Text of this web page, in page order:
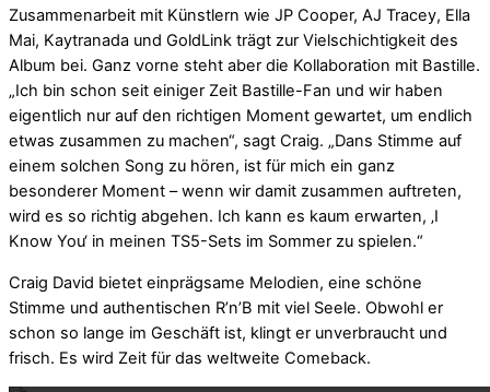
Zusammenarbeit mit Künstlern wie JP Cooper, AJ Tracey, Ella
Mai, Kaytranada und GoldLink trägt zur Vielschichtigkeit des
Album bei. Ganz vorne steht aber die Kollaboration mit Bastille.
„Ich bin schon seit einiger Zeit Bastille-Fan und wir haben
eigentlich nur auf den richtigen Moment gewartet, um endlich
etwas zusammen zu machen“, sagt Craig. „Dans Stimme auf
einem solchen Song zu hören, ist für mich ein ganz
besonderer Moment – wenn wir damit zusammen auftreten,
wird es so richtig abgehen. Ich kann es kaum erwarten, ‚I
Know You‘ in meinen TS5-Sets im Sommer zu spielen.“
Craig David bietet einprägsame Melodien, eine schöne
Stimme und authentischen R’n’B mit viel Seele. Obwohl er
schon so lange im Geschäft ist, klingt er unverbraucht und
frisch. Es wird Zeit für das weltweite Comeback.
Mit dem